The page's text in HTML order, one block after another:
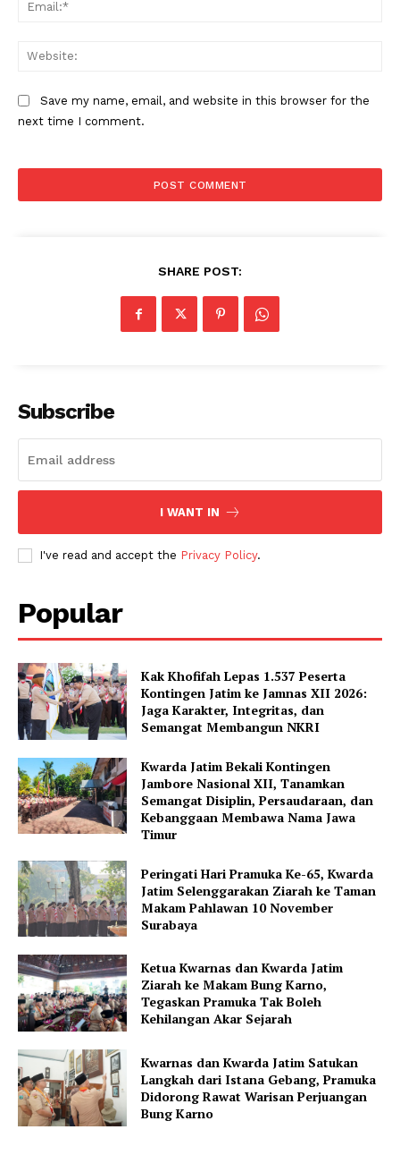
Save my name, email, and website in this browser for the
next time I comment.
SHARE POST:
Subscribe
I WANT IN
I've read and accept the Privacy Policy.
Popular
Kak Khofifah Lepas 1.537 Peserta
Kontingen Jatim ke Jamnas XII 2026:
Jaga Karakter, Integritas, dan
Semangat Membangun NKRI
Kwarda Jatim Bekali Kontingen
Jambore Nasional XII, Tanamkan
Semangat Disiplin, Persaudaraan, dan
Kebanggaan Membawa Nama Jawa
Timur
Peringati Hari Pramuka Ke-65, Kwarda
Jatim Selenggarakan Ziarah ke Taman
Makam Pahlawan 10 November
Surabaya
Ketua Kwarnas dan Kwarda Jatim
Ziarah ke Makam Bung Karno,
Tegaskan Pramuka Tak Boleh
Kehilangan Akar Sejarah
Kwarnas dan Kwarda Jatim Satukan
Langkah dari Istana Gebang, Pramuka
Didorong Rawat Warisan Perjuangan
Bung Karno